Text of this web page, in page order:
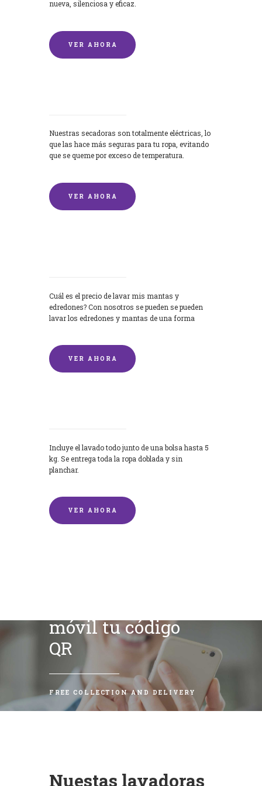
nueva, silenciosa y eficaz.
VER AHORA
Nuestras secadoras son totalmente eléctricas, lo
que las hace más seguras para tu ropa, evitando
que se queme por exceso de temperatura.
VER AHORA
Cuál es el precio de lavar mis mantas y
edredones? Con nosotros se pueden se pueden
lavar los edredones y mantas de una forma
VER AHORA
Incluye el lavado todo junto de una bolsa hasta 5
kg. Se entrega toda la ropa doblada y sin
planchar.
VER AHORA
móvil tu código
QR
FREE COLLECTION AND DELIVERY
Nuestas lavadoras